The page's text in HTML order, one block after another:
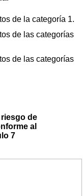
de la categoría 1.
de las categorías
de las categorías
de
al
7